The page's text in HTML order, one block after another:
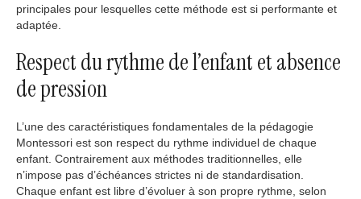
principales pour lesquelles cette méthode est si performante et
adaptée.
Respect du rythme de l’enfant et absence
de pression
L’une des caractéristiques fondamentales de la pédagogie
Montessori est son respect du rythme individuel de chaque
enfant. Contrairement aux méthodes traditionnelles, elle
n’impose pas d’échéances strictes ni de standardisation.
Chaque enfant est libre d’évoluer à son propre rythme, selon